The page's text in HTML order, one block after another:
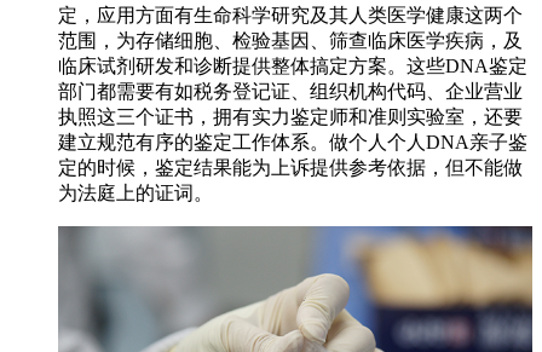
定，应用方面有生命科学研究及其人类医学健康这两个
范围，为存储细胞、检验基因、筛查临床医学疾病，及
临床试剂研发和诊断提供整体搞定方案。这些DNA鉴定
部门都需要有如税务登记证、组织机构代码、企业营业
执照这三个证书，拥有实力鉴定师和准则实验室，还要
建立规范有序的鉴定工作体系。做个人个人DNA亲子鉴
定的时候，鉴定结果能为上诉提供参考依据，但不能做
为法庭上的证词。